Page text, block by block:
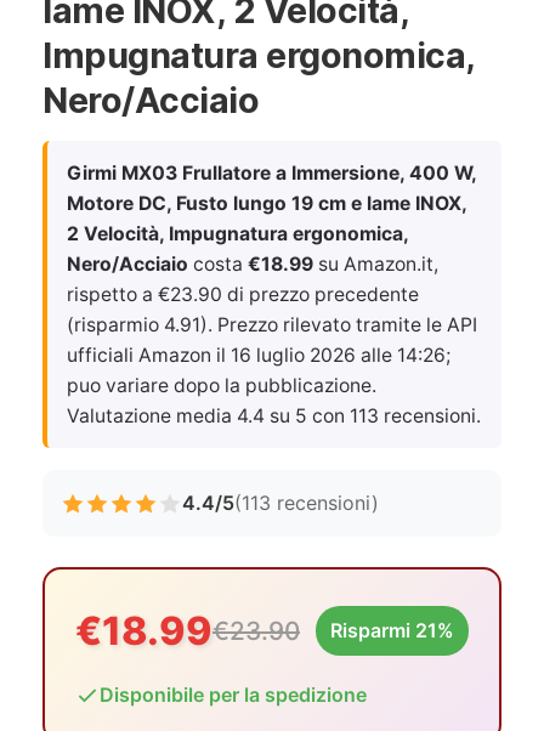
lame INOX, 2 Velocità,
Impugnatura ergonomica,
Nero/Acciaio
Girmi MX03 Frullatore a Immersione, 400 W,
Motore DC, Fusto lungo 19 cm e lame INOX,
2 Velocità, Impugnatura ergonomica,
Nero/Acciaio costa €18.99 su Amazon.it,
rispetto a €23.90 di prezzo precedente
(risparmio 4.91). Prezzo rilevato tramite le API
ufficiali Amazon il 16 luglio 2026 alle 14:26;
puo variare dopo la pubblicazione.
Valutazione media 4.4 su 5 con 113 recensioni.
4.4/5(113 recensioni)
€18.99€23.90 Risparmi 21%
Disponibile per la spedizione